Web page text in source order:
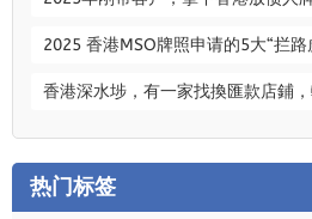
2025 香港MSO牌照申请的5大“拦路
香港深水埗，有一家找換匯款店鋪
热门标签